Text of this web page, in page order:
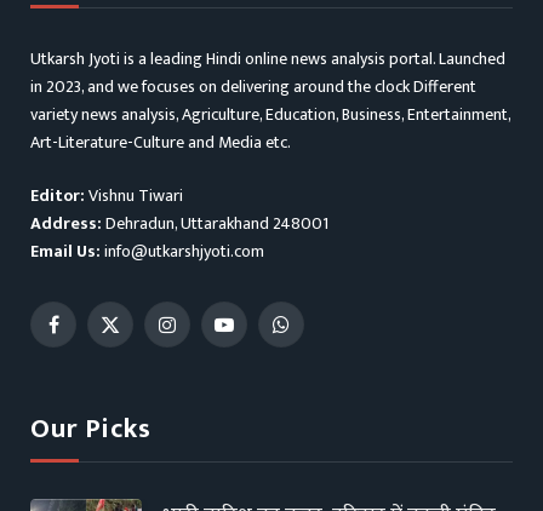
Utkarsh Jyoti is a leading Hindi online news analysis portal. Launched
in 2023, and we focuses on delivering around the clock Different
variety news analysis, Agriculture, Education, Business, Entertainment,
Art-Literature-Culture and Media etc.
Editor:Vishnu Tiwari
Address:Dehradun, Uttarakhand 248001
Email Us:info@utkarshjyoti.com
Facebook
X
InstagramYouTubeWhatsApp
Our Picks